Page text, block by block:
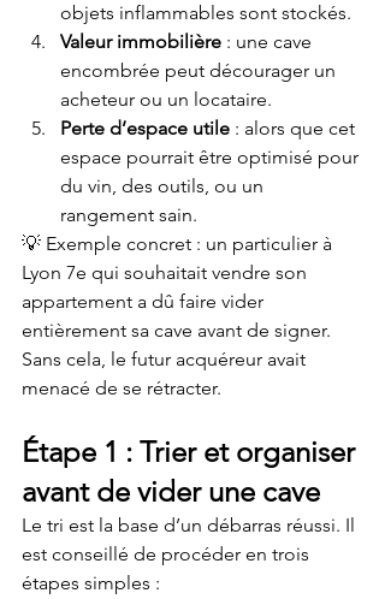
objets inflammables sont stockés.
Valeur immobilière : une cave
encombrée peut décourager un
acheteur ou un locataire.
Perte d’espace utile : alors que cet
espace pourrait être optimisé pour
du vin, des outils, ou un
rangement sain.
💡 Exemple concret : un particulier à
Lyon 7e qui souhaitait vendre son
appartement a dû faire vider
entièrement sa cave avant de signer.
Sans cela, le futur acquéreur avait
menacé de se rétracter.
Étape 1 : Trier et organiser
avant de vider une cave
Le tri est la base d’un débarras réussi. Il
est conseillé de procéder en trois
étapes simples :